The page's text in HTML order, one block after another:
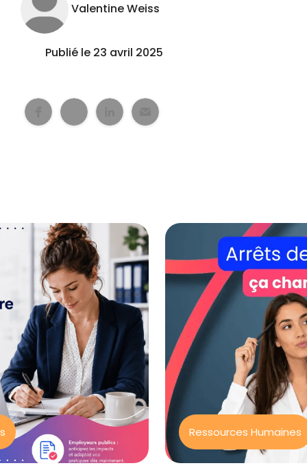
Valentine Weiss
Publié le 23 avril 2025
Ressources Humaines